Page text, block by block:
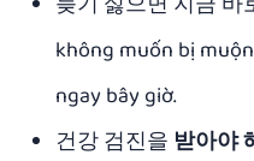
không muốn bị
ngay bây giờ.
건강 검진을 받아야